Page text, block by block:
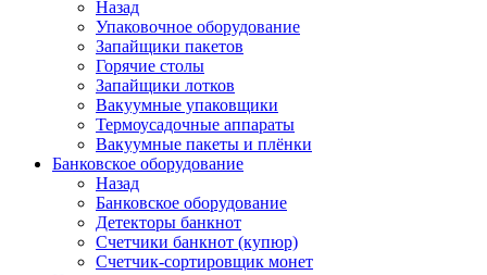
Назад
Упаковочное оборудование
Запайщики пакетов
Горячие столы
Запайщики лотков
Вакуумные упаковщики
Термоусадочные аппараты
Вакуумные пакеты и плёнки
Банковское оборудование
Назад
Банковское оборудование
Детекторы банкнот
Cчетчики банкнот (купюр)
Счетчик-сортировщик монет